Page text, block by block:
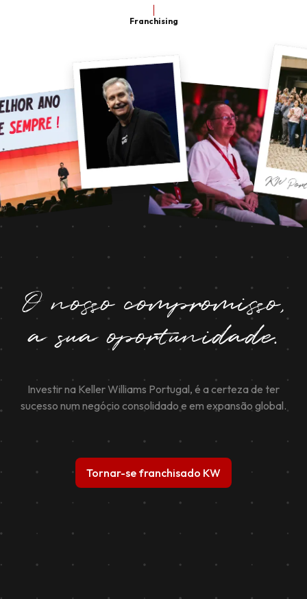
Franchising
O nosso compromisso,
a sua oportunidade.
Investir na Keller Williams Portugal, é a certeza de ter
sucesso num negócio consolidado e em expansão global.
Tornar-se franchisado KW